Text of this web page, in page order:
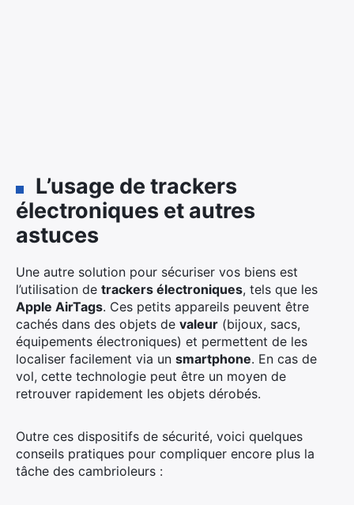
L’usage de trackers
électroniques et autres
astuces
Une autre solution pour sécuriser vos biens est
l’utilisation de trackers électroniques, tels que les
Apple AirTags. Ces petits appareils peuvent être
cachés dans des objets de valeur (bijoux, sacs,
équipements électroniques) et permettent de les
localiser facilement via un smartphone. En cas de
vol, cette technologie peut être un moyen de
retrouver rapidement les objets dérobés.
Outre ces dispositifs de sécurité, voici quelques
conseils pratiques pour compliquer encore plus la
tâche des cambrioleurs :